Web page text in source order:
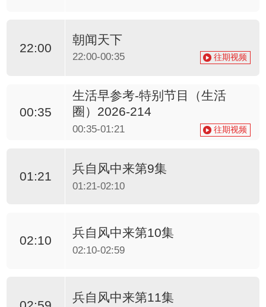
22:00
朝闻天下
22:00-00:35 往期视频
00:35
生活早参考-特别节目（生活
圈）2026-214
00:35-01:21 往期视频
01:21
兵自风中来第9集
01:21-02:10
02:10
兵自风中来第10集
02:10-02:59
兵自风中来第11集